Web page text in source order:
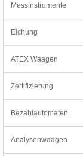
Messinstrumente
Eichung
ATEX Waagen
Zertifizierung
Bezahlautomaten
Analysenwaagen